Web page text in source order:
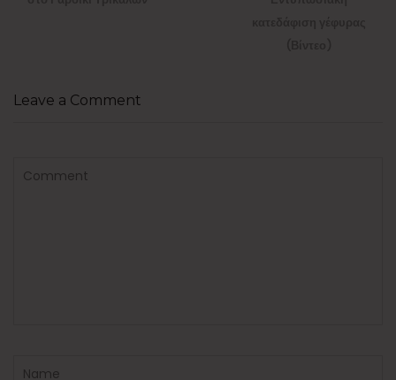
Leave a Comment